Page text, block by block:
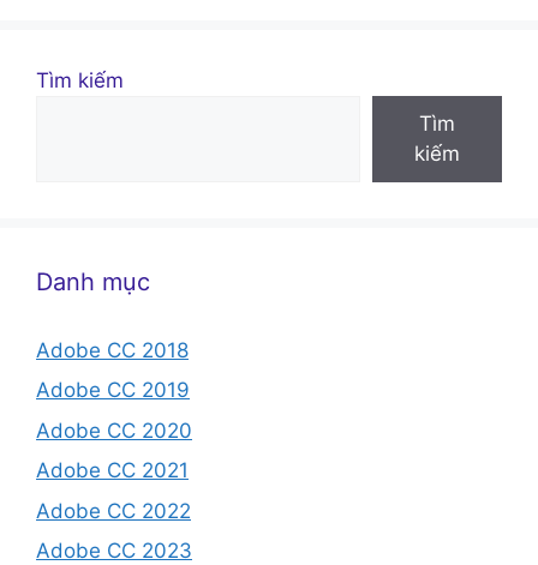
Tìm kiếm
Tìm
kiếm
Danh mục
Adobe CC 2018
Adobe CC 2019
Adobe CC 2020
Adobe CC 2021
Adobe CC 2022
Adobe CC 2023